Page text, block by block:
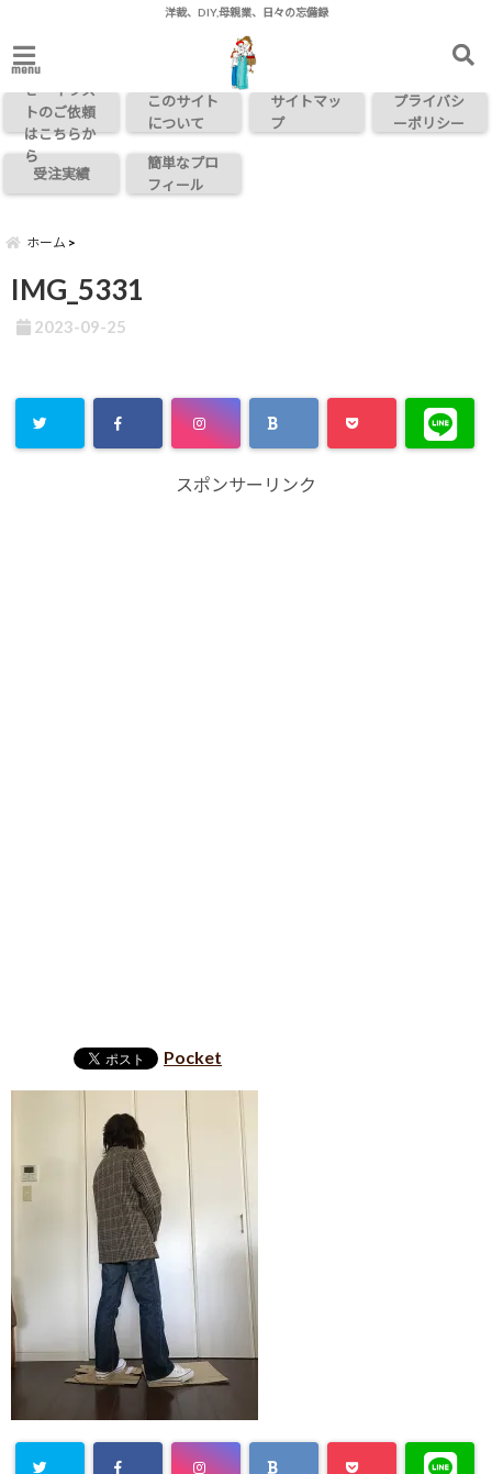
洋裁、DIY,母親業、日々の忘備録
menuお問い合わ
せ・イラス
トのご依頼
はこちらか
ら
このサイト
について
サイトマッ
プ
プライバシ
ーポリシー
受注実績
簡単なプロ
フィール
ホーム
IMG_5331
2023-09-25
スポンサーリンク
Pocket